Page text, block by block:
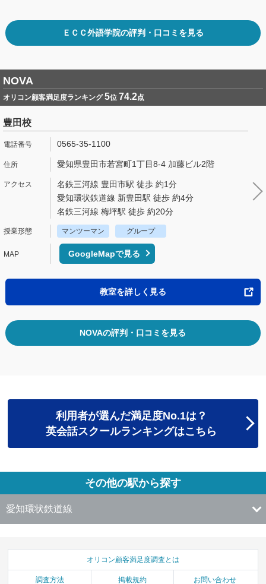
ＥＣＣ外語学院の評判・口コミを見る
NOVA
オリコン顧客満足度ランキング5位 74.2点
豊田校
0565-35-1100
愛知県豊田市若宮町1丁目8-4 加藤ビル2階
名鉄三河線 豊田市駅 徒歩 約1分
愛知環状鉄道線 新豊田駅 徒歩 約4分
名鉄三河線 梅坪駅 徒歩 約20分
マンツーマン グループ
GoogleMapで見る
教室を詳しく見る
NOVAの評判・口コミを見る
利用者が選んだ満足度No.1は？
英会話スクールランキングはこちら
その他の駅から探す
愛知環状鉄道線
オリコン顧客満足度調査とは
調査方法 掲載規約 お問い合わせ